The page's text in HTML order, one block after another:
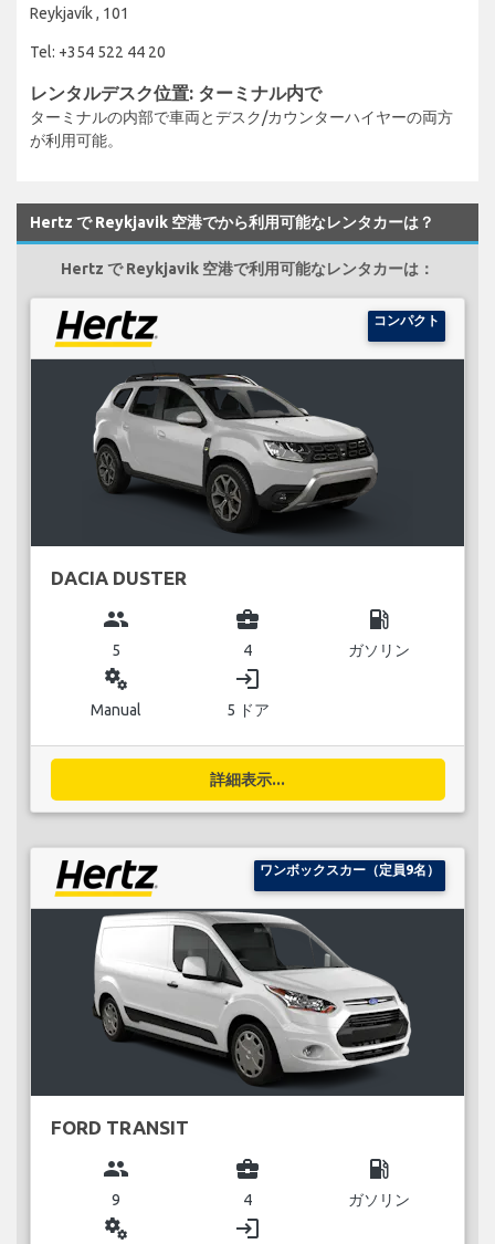
Reykjavík , 101
Tel: +354 522 44 20
レンタルデスク位置: ターミナル内で
ターミナルの内部で車両とデスク/カウンターハイヤーの両方
が利用可能。
Hertz で Reykjavik 空港でから利用可能なレンタカーは？
Hertz で Reykjavik 空港で利用可能なレンタカーは：
コンパクト
DACIA DUSTER
group
5
business_center
4
local_gas_station
ガソリン
miscellaneous_services
Manual
login
5 ドア
詳細表示...
ワンボックスカー（定員9名）
FORD TRANSIT
group
9
business_center
4
local_gas_station
ガソリン
miscellaneous_services login